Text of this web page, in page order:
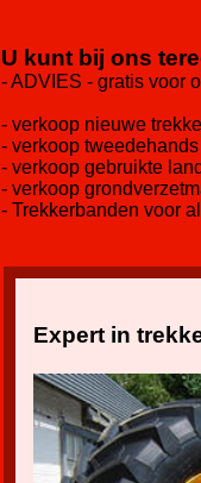
U kunt bij ons
- ADVIES - gratis voor
- verkoop nieuwe
- verkoop
- verkoop gebruikte
- verkoop
- Trekkerbanden voor
Expert in